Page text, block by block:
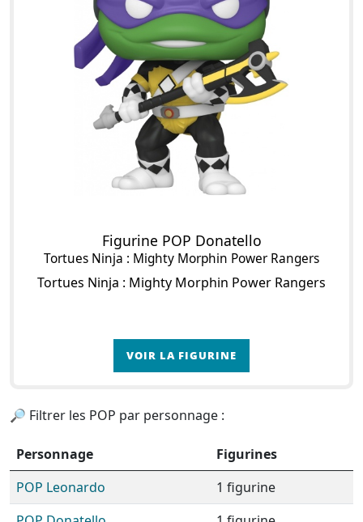
Figurine POP Donatello
Tortues Ninja : Mighty Morphin Power Rangers
Tortues Ninja : Mighty Morphin Power Rangers
VOIR LA FIGURINE
🔎 Filtrer les POP par personnage :
Personnage
Figurines
POP Leonardo
1 figurine